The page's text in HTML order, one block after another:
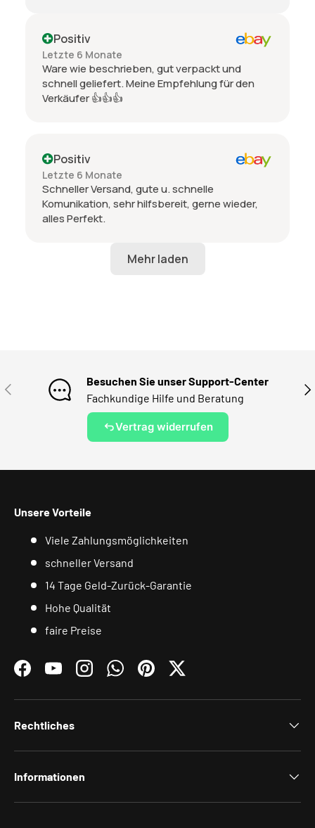
Positiv
Letzte 6 Monate
Ware wie beschrieben, gut verpackt und
schnell geliefert. Meine Empfehlung für den
Verkäufer 👍👍👍
Positiv
Letzte 6 Monate
Schneller Versand, gute u. schnelle
Komunikation, sehr hilfsbereit, gerne wieder,
alles Perfekt.
VORHERIGE
Besuchen Sie unser Support-Center
Fachkundige Hilfe und Beratung
Vertrag widerrufen
Unsere Vorteile
Viele Zahlungsmöglichkeiten
schneller Versand
14 Tage Geld-Zurück-Garantie
Hohe Qualität
faire Preise
FacebookYouTubeInstagramWhatsAppPinterestTwitter
Rechtliches
Informationen